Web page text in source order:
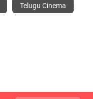
Telugu Cinema